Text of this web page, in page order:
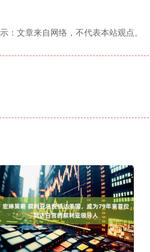
：文章来自网络，不代表本站观点。